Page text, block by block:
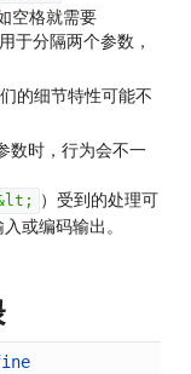
空格就需要
于分隔两个参数，
的细节特性可能不
数时，行为会不一
）受到的处理可
或编码输出。